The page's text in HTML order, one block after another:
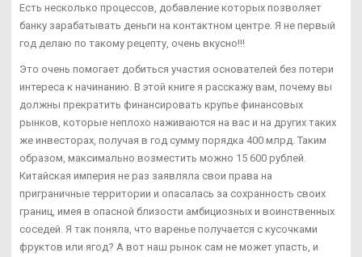
Есть несколько процессов, добавление которых позволяет
банку зарабатывать деньги на контактном центре. Я не первый
год делаю по такому рецепту, очень вкусно!!!
Это очень помогает добиться участия основателей без потери
интереса к начинанию. В этой книге я расскажу вам, почему вы
должны прекратить финансировать крупье финансовых
рынков, которые неплохо наживаются на вас и на других таких
же инвесторах, получая в год сумму порядка 400 млрд. Таким
образом, максимально возместить можно 15 600 рублей.
Китайская империя не раз заявляла свои права на
приграничные территории и опасалась за сохранность своих
границ, имея в опасной близости амбициозных и воинственных
соседей. Я так поняла, что варенье получается с кусочками
фруктов или ягод? А вот наш рынок сам не может упасть, и